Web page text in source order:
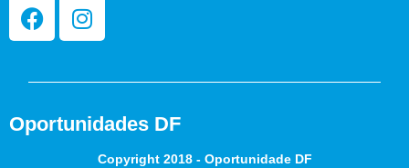
Oportunidades DF
Copyright 2018 - Oportunidade DF